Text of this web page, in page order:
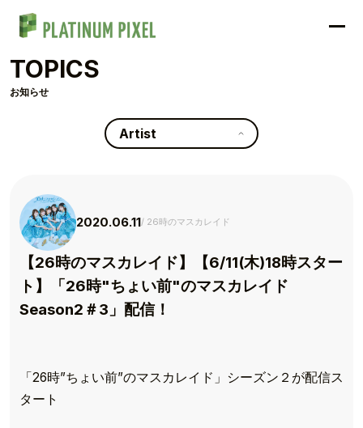
TOPICS
お知らせ
Artist
2020.06.11 26時のマスカレイド
【26時のマスカレイド】【6/11(木)18時スター
ト】「26時"ちょい前"のマスカレイド
Season2＃3」配信！
「26時”ちょい前”のマスカレイド」シーズン２が配信ス
タート